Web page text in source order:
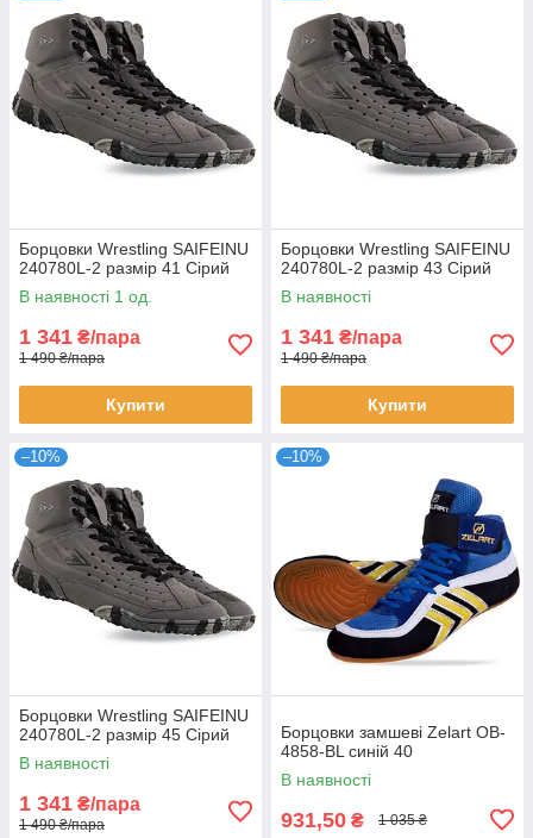
Борцовки Wrestling SAIFEINU
240780L-2 размір 41 Сірий
В наявності 1 од.
1 341 ₴/пара
1 490 ₴/пара
Купити
Борцовки Wrestling SAIFEINU
240780L-2 размір 43 Сірий
В наявності
1 341 ₴/пара
1 490 ₴/пара
Купити
–10%
Борцовки Wrestling SAIFEINU
240780L-2 размір 45 Сірий
В наявності
1 341 ₴/пара
1 490 ₴/пара
–10%
Борцовки замшеві Zelart OB-
4858-BL синій 40
В наявності
931,50 ₴ 1 035 ₴